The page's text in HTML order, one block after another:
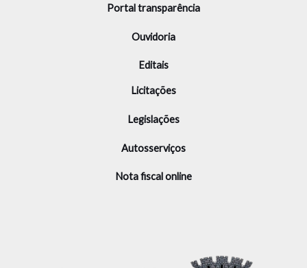
Portal transparência
Ouvidoria
Editais
Licitações
Legislações
Autosserviços
Nota fiscal online